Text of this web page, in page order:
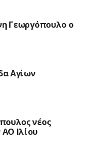
Γεωργόπουλο ο
Αγίων
νέος
Ιλίου